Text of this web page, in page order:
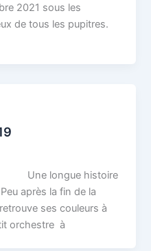
2021 sous les
de tous les pupitres.
histoire
après la fin de la
ses couleurs à
orchestre à